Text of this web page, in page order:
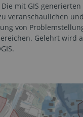
mit GIS
veranschaulichen
von
Gelehrt wird